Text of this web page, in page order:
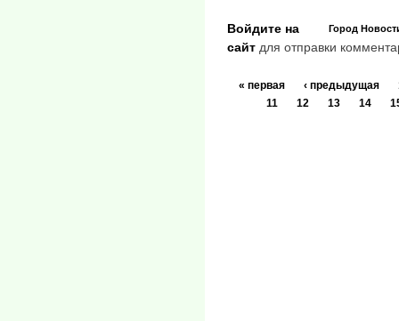
Город
Войдите на
сайт для отправки
« первая ‹ предыдущая
11
12 13 14